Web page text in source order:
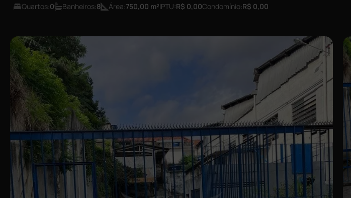
Quartos:0 Banheiros:8 Área:750,00 m²IPTU:R$ 0,00Condomínio:R$ 0,00